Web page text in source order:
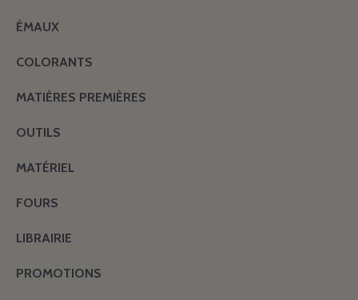
ÉMAUX
COLORANTS
MATIÈRES PREMIÈRES
OUTILS
MATÉRIEL
FOURS
LIBRAIRIE
PROMOTIONS